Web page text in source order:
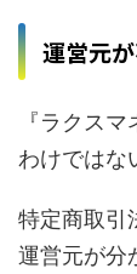
運営元
『ラクス
わけではな
特定商取引
運営元が分